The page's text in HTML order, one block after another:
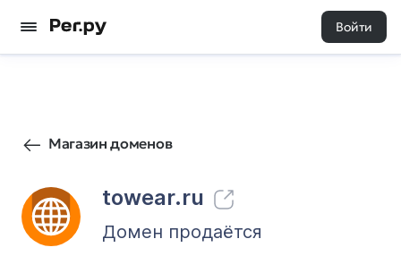
Войти
Магазин доменов
towear.ru
27 0
Домен продаётся